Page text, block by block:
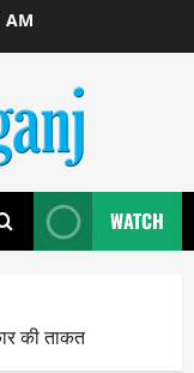
AM
WATCH
की ताकत